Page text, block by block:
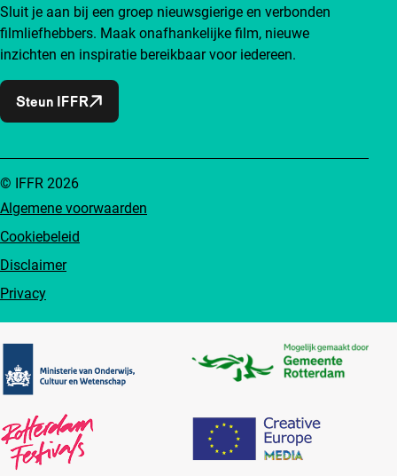
Sluit je aan bij een groep nieuwsgierige en verbonden
filmliefhebbers. Maak onafhankelijke film, nieuwe
inzichten en inspiratie bereikbaar voor iedereen.
Steun IFFR
Algemene voorwaarden
Cookiebeleid
Disclaimer
Privacy
© IFFR 2026